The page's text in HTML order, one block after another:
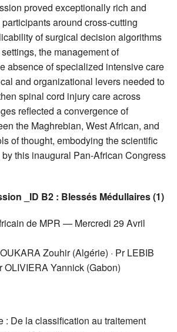
proved exceptionally rich and
around cross-cutting
of surgical decision algorithms
the management of
absence of specialized intensive care
and organizational levers needed to
spinal cord injury care across
reflected a convergence of
the Maghrebian, West African, and
of thought, embodying the scientific
this inaugural Pan-African Congress
_ID B2 : Blessés Médullaires (1)
de MPR — Mercredi 29 Avril
Zouhir (Algérie) · PrLEBIB
OLIVIERAYannick (Gabon)
: De la classification au traitement